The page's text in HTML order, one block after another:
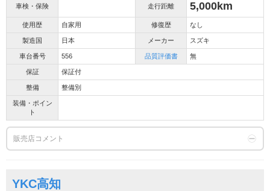
車検・保険 走行距離 5,000km
使用歴 自家用 修復歴 なし
製造国 日本 メーカー スズキ
車台番号 556 品質評価書 無
保証 保証付
整備 整備別
装備・ポイン
ト
販売店コメント
YKC高知